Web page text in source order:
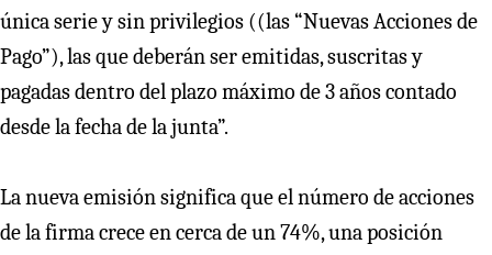
única serie y sin privilegios ((las “Nuevas Acciones de
Pago”), las que deberán ser emitidas, suscritas y
pagadas dentro del plazo máximo de 3 años contado
desde la fecha de la junta”.
La nueva emisión significa que el número de acciones
de la firma crece en cerca de un 74%, una posición